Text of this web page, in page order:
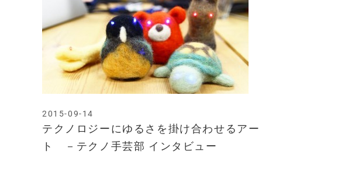
テクノロジーにゆるさを掛け合わせるアー
ト －テクノ手芸部 インタビュー
2015-09-14